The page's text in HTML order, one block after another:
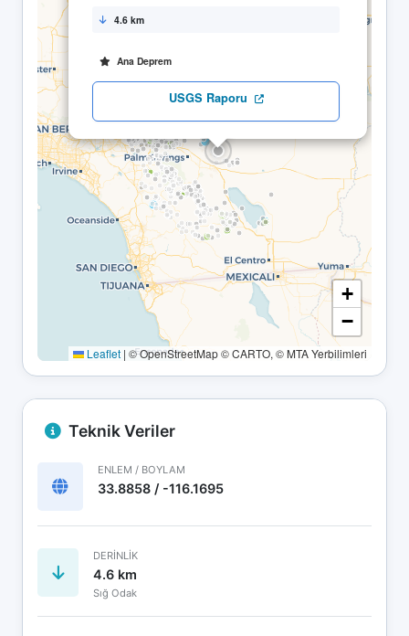
4.6 km
Ana Deprem
USGS Raporu
+
−
Leaflet | © OpenStreetMap © CARTO, © MTA Yerbilimleri
Teknik Veriler
ENLEM / BOYLAM
33.8858 / -116.1695
DERINLIK
4.6 km
Sığ Odak